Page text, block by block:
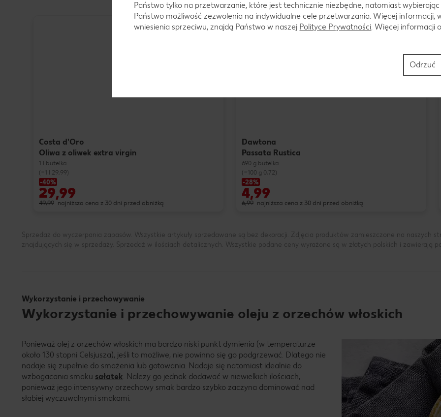
Costa d'Oro
Oliwa z oliwek extra virgin
1 l butelka
(=1 l 29,99)
-40%
29,99
49,99 najniższa cena z 30 dni przed obniżką
Dawtona
Passata Rustica
690 g butelka
(=100 g 0,72)
-28%
4,99
6,99 najniższa cena z 30 dni przed obniżką
Sprzedaż do wyczerpania zapasów. Wszystkie artykuły sprzedawane są bez dekoracji. Zdjęcia produktów zamieszczone na naszych
znajdujących się w sprzedaży. Sprzedaż w ilościach detalicznych. Wszystkie podane ceny wyrażone są w złotych polskich i zawierają
Wykorzystanie i przechowywanie
Wykorzystanie i przechowywanie oleju z orzechów włoskich
Ponieważ olej z orzechów włoskich ma bardzo niski punkt dymienia (w temperaturze
około 130 stopni Celsjusza), jeśli to możliwe, nie powinno się go podgrzewać. Dlatego nie
nadaje się zupełnie do smażenia lub gotowania. Nadaje się natomiast idealnie do
wzbogacania smaku sałatek. Należy go jednak dodawać w niewielkich ilościach,
ponieważ jego intensywny orzechowy smak bardzo szybko zaczyna dominować nad
słabiej wyczuwalnymi smakami.
Państwo tylko na przetwarzanie, które jest technicznie niezbędne, natomiast wybierając
Państwo możliwość zezwolenia na indywidualne cele przetwarzania. Więcej informacji,
wniesienia sprzeciwu, znajdą Państwo w naszej Polityce Prywatności. Więcej informacji
Odrzuć